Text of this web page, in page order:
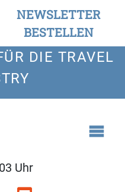
NEWSLETTER
BESTELLEN
DIE TRAVEL
Uhr